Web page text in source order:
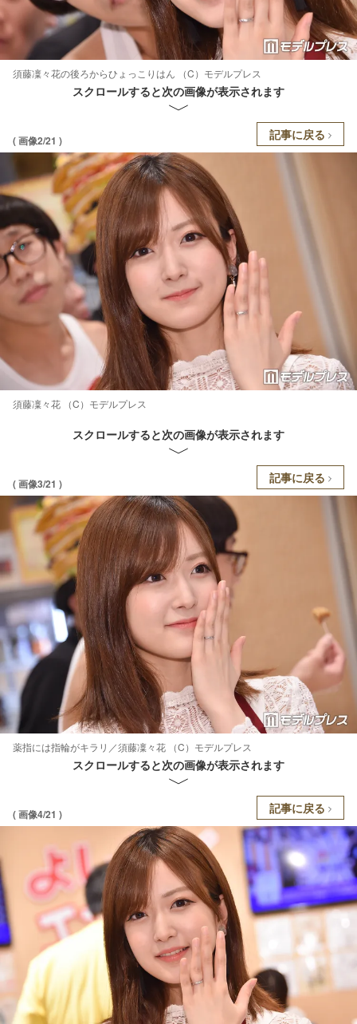
須藤凜々花の後ろからひょっこりはん （C）モデルプレス
スクロールすると次の画像が表示されます
( 画像2/21 ) 記事に戻る
須藤凜々花 （C）モデルプレス
スクロールすると次の画像が表示されます
( 画像3/21 ) 記事に戻る
薬指には指輪がキラリ／須藤凜々花 （C）モデルプレス
スクロールすると次の画像が表示されます
( 画像4/21 ) 記事に戻る